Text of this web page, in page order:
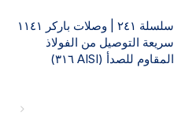
سلسلة ٢٤١ | وصلات باركر ١١٤١
سريعة التوصيل من الفولاذ
المقاوم للصدأ (AISI ٣١٦)